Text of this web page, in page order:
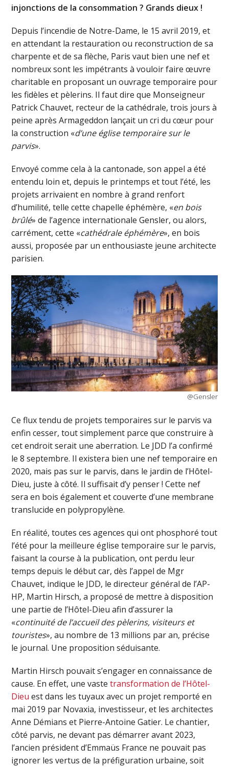
injonctions de la consommation ? Grands dieux !
Depuis l’incendie de Notre-Dame, le 15 avril 2019, et
en attendant la restauration ou reconstruction de sa
charpente et de sa flèche, Paris vaut bien une nef et
nombreux sont les impétrants à vouloir faire œuvre
charitable en proposant un ouvrage temporaire pour
les fidèles et pèlerins. Il faut dire que Monseigneur
Patrick Chauvet, recteur de la cathédrale, trois jours à
peine après Armageddon lançait un cri du cœur pour
la construction «d’une église temporaire sur le
parvis».
Envoyé comme cela à la cantonade, son appel a été
entendu loin et, depuis le printemps et tout l’été, les
projets arrivaient en nombre à grand renfort
d’humilité, telle cette chapelle éphémère, «en bois
brûlé» de l’agence internationale Gensler, ou alors,
carrément, cette «cathédrale éphémère», en bois
aussi, proposée par un enthousiaste jeune architecte
parisien.
@Gensler
Ce flux tendu de projets temporaires sur le parvis va
enfin cesser, tout simplement parce que construire à
cet endroit serait une aberration. Le JDD l’a confirmé
le 8 septembre. Il existera bien une nef temporaire en
2020, mais pas sur le parvis, dans le jardin de l’Hôtel-
Dieu, juste à côté. Il suffisait d’y penser ! Cette nef
sera en bois également et couverte d’une membrane
translucide en polypropylène.
En réalité, toutes ces agences qui ont phosphoré tout
l’été pour la meilleure église temporaire sur le parvis,
faisant la course à la publication, ont perdu leur
temps depuis le début car, dès l’appel de Mgr
Chauvet, indique le JDD, le directeur général de l’AP-
HP, Martin Hirsch, a proposé de mettre à disposition
une partie de l’Hôtel-Dieu afin d’assurer la
«continuité de l’accueil des pèlerins, visiteurs et
touristes», au nombre de 13 millions par an, précise
le journal. Une proposition séduisante.
Martin Hirsch pouvait s’engager en connaissance de
cause. En effet, une vastetransformation de l’Hôtel-
Dieu est dans les tuyaux avec un projet remporté en
mai 2019 par Novaxia, investisseur, et les architectes
Anne Démians et Pierre-Antoine Gatier. Le chantier,
côté parvis, ne devant pas démarrer avant 2023,
l’ancien président d’Emmaüs France ne pouvait pas
ignorer les vertus de la préfiguration urbaine, soit